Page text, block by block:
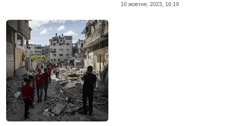
10 жовтня, 2023, 16:19